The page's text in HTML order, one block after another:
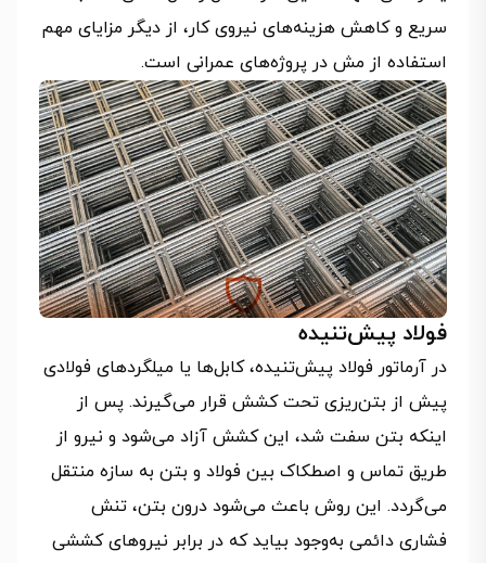
سریع و کاهش هزینه‌های نیروی کار، از دیگر مزایای مهم
استفاده از مش در پروژه‌های عمرانی است.
فولاد پیش‌تنیده
در آرماتور فولاد پیش‌تنیده، کابل‌ها یا میلگردهای فولادی
پیش از بتن‌ریزی تحت کشش قرار می‌گیرند. پس از
اینکه بتن سفت شد، این کشش آزاد می‌شود و نیرو از
طریق تماس و اصطکاک بین فولاد و بتن به سازه منتقل
می‌گردد. این روش باعث می‌شود درون بتن، تنش
فشاری دائمی به‌وجود بیاید که در برابر نیروهای کششی